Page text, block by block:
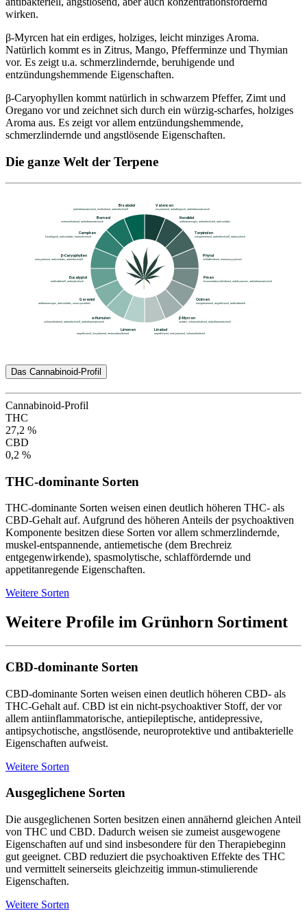
wirken.
β-Myrcen hat ein erdiges, holziges, leicht minziges Aroma.
Natürlich kommt es in Zitrus, Mango, Pfefferminze und Thymian
vor. Es zeigt u.a. schmerzlindernde, beruhigende und
entzündungshemmende Eigenschaften.
β-Caryophyllen kommt natürlich in schwarzem Pfeffer, Zimt und
Oregano vor und zeichnet sich durch ein würzig-scharfes, holziges
Aroma aus. Es zeigt vor allem entzündungshemmende,
schmerzlindernde und angstlösende Eigenschaften.
Die ganze Welt der Terpene
Das Cannabinoid-Profil
Cannabinoid-Profil
THC
27,2 %
CBD
0,2 %
THC-dominante Sorten
THC-dominante Sorten weisen einen deutlich höheren THC- als
CBD-Gehalt auf. Aufgrund des höheren Anteils der psychoaktiven
Komponente besitzen diese Sorten vor allem schmerzlindernde,
muskel-entspannende, antiemetische (dem Brechreiz
entgegenwirkende), spasmolytische, schlaffördernde und
appetitanregende Eigenschaften.
Weitere Sorten
Weitere Profile im Grünhorn Sortiment
CBD-dominante Sorten
CBD-dominante Sorten weisen einen deutlich höheren CBD- als
THC-Gehalt auf. CBD ist ein nicht-psychoaktiver Stoff, der vor
allem antiinflammatorische, antiepileptische, antidepressive,
antipsychotische, angstlösende, neuroprotektive und antibakterielle
Eigenschaften aufweist.
Weitere Sorten
Ausgeglichene Sorten
Die ausgeglichenen Sorten besitzen einen annähernd gleichen Anteil
von THC und CBD. Dadurch weisen sie zumeist ausgewogene
Eigenschaften auf und sind insbesondere für den Therapiebeginn
gut geeignet. CBD reduziert die psychoaktiven Effekte des THC
und vermittelt seinerseits gleichzeitig immun-stimulierende
Eigenschaften.
Weitere Sorten